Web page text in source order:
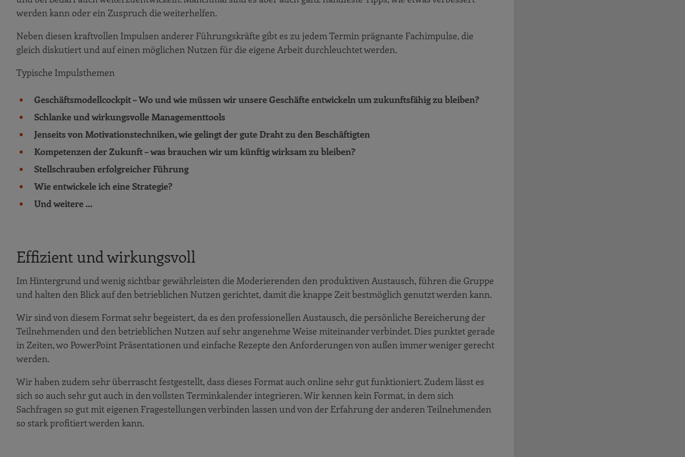
werden kann oder ein Zuspruch die weiterhelfen.
Neben diesen kraftvollen Impulsen anderer Führungskräfte gibt es zu jedem Termin prägnante Fachimpulse, die
gleich diskutiert und auf einen möglichen Nutzen für die eigene Arbeit durchleuchtet werden.
Typische Impulsthemen
Geschäftsmodellcockpit – Wo und wie müssen wir unsere Geschäfte entwickeln um zukunftsfähig zu bleiben?
Schlanke und wirkungsvolle Managementtools
Jenseits von Motivationstechniken, wie gelingt der gute Draht zu den Beschäftigten
Kompetenzen der Zukunft – was brauchen wir um künftig wirksam zu bleiben?
Stellschrauben erfolgreicher Führung
Wie entwickele ich eine Strategie?
Und weitere …
Effizient und wirkungsvoll
Im Hintergrund und wenig sichtbar gewährleisten die Moderierenden den produktiven Austausch, führen die Gruppe
und halten den Blick auf den betrieblichen Nutzen gerichtet, damit die knappe Zeit bestmöglich genutzt werden kann.
Wir sind von diesem Format sehr begeistert, da es den professionellen Austausch, die persönliche Bereicherung der
Teilnehmenden und den betrieblichen Nutzen auf sehr angenehme Weise miteinander verbindet. Dies punktet gerade
in Zeiten, wo PowerPoint Präsentationen und einfache Rezepte den Anforderungen von außen immer weniger gerecht
werden.
Wir haben zudem sehr überrascht festgestellt, dass dieses Format auch online sehr gut funktioniert. Zudem lässt es
sich so auch sehr gut auch in den vollsten Terminkalender integrieren. Wir kennen kein Format, in dem sich
Sachfragen so gut mit eigenen Fragestellungen verbinden lassen und von der Erfahrung der anderen Teilnehmenden
so stark profitiert werden kann.